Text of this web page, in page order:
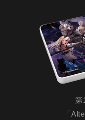
第
「